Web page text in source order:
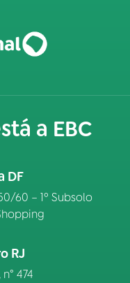
a EBC
DF
60 – 1º Subsolo
RJ
474